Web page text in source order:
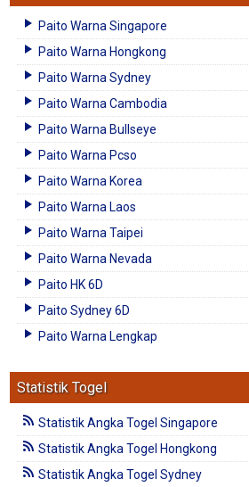
Paito Warna Singapore
Paito Warna Hongkong
Paito Warna Sydney
Paito Warna Cambodia
Paito Warna Bullseye
Paito Warna Pcso
Paito Warna Korea
Paito Warna Laos
Paito Warna Taipei
Paito Warna Nevada
Paito HK 6D
Paito Sydney 6D
Paito Warna Lengkap
Statistik Togel
Statistik Angka Togel Singapore
Statistik Angka Togel Hongkong
Statistik Angka Togel Sydney